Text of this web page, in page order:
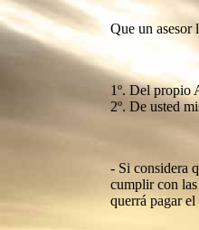
Que un asesor
1º. Del propio
2º. De usted
- Si considera
cumplir con
querrá pagar